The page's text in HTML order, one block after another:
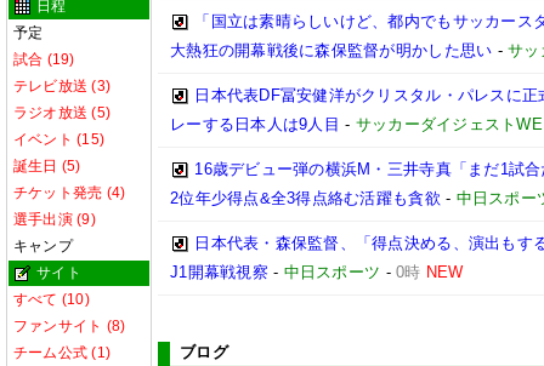
日程
予定
試合 (19)
テレビ放送 (3)
ラジオ放送 (5)
イベント (15)
誕生日 (5)
チケット発売 (4)
選手出演 (9)
キャンプ
サイト
すべて (10)
ファンサイト (8)
チーム公式 (1)
「国立は素晴らしいけど、都内でもサッカー
大熱狂の開幕戦後に森保監督が明かした思い -サッ
日本代表DF冨安健洋がクリスタル・パレスに
レーする日本人は9人目 - サッカーダイジェスト
16歳デビュー弾の横浜M・三井寺真「まだ1試
2位年少得点&全3得点絡む活躍も貪欲 - 中日スポー
日本代表・森保監督、「得点決める、演出も
J1開幕戦視察 - 中日スポーツ -0時 NEW
ブログ